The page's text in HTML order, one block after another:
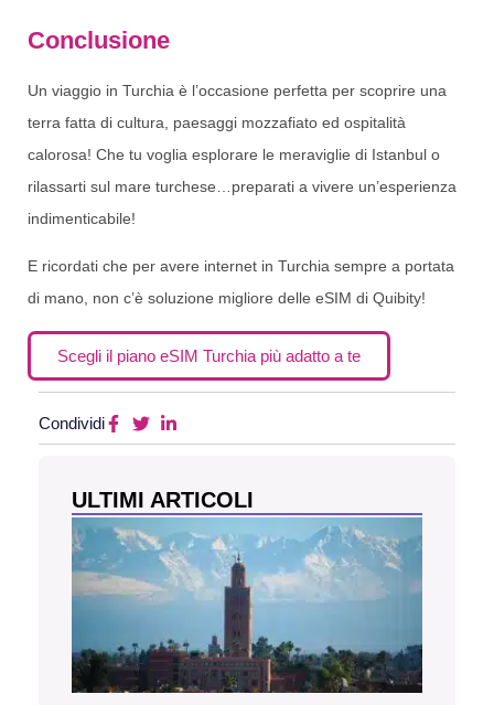
Conclusione
Un viaggio in Turchia è l’occasione perfetta per scoprire una
terra fatta di cultura, paesaggi mozzafiato ed ospitalità
calorosa! Che tu voglia esplorare le meraviglie di Istanbul o
rilassarti sul mare turchese…preparati a vivere un’esperienza
indimenticabile!
E ricordati che per avere internet in Turchia sempre a portata
di mano, non c’è soluzione migliore delle eSIM di Quibity!
Scegli il piano eSIM Turchia più adatto a te
Condividi
ULTIMI ARTICOLI